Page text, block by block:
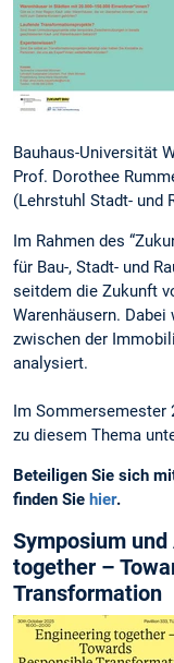
Bauhaus-Universität
Prof. Dorothee
(Lehrstuhl Stadt- und
Im Rahmen des
für Bau-, Stadt- und
seitdem die Zukunft
Warenhäusern.
zwischen der
analysiert.
Im Sommersemester
zu diesem Thema
Beteiligen Sie sich
finden Sie hier.
Symposium
together –
Transformation